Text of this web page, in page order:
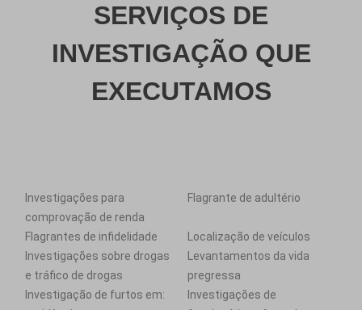
SERVIÇOS DE
INVESTIGAÇÃO QUE
EXECUTAMOS
Investigações para
comprovação de renda
Flagrante de adultério
Flagrantes de infidelidade
Localização de veículos
Investigações sobre drogas
e tráfico de drogas
Levantamentos da vida
pregressa
Investigação de furtos em:
Investigações de